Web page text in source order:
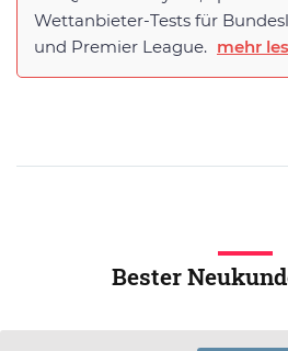
Wettanbieter-Tests für
und Premier League. mehr
Bester